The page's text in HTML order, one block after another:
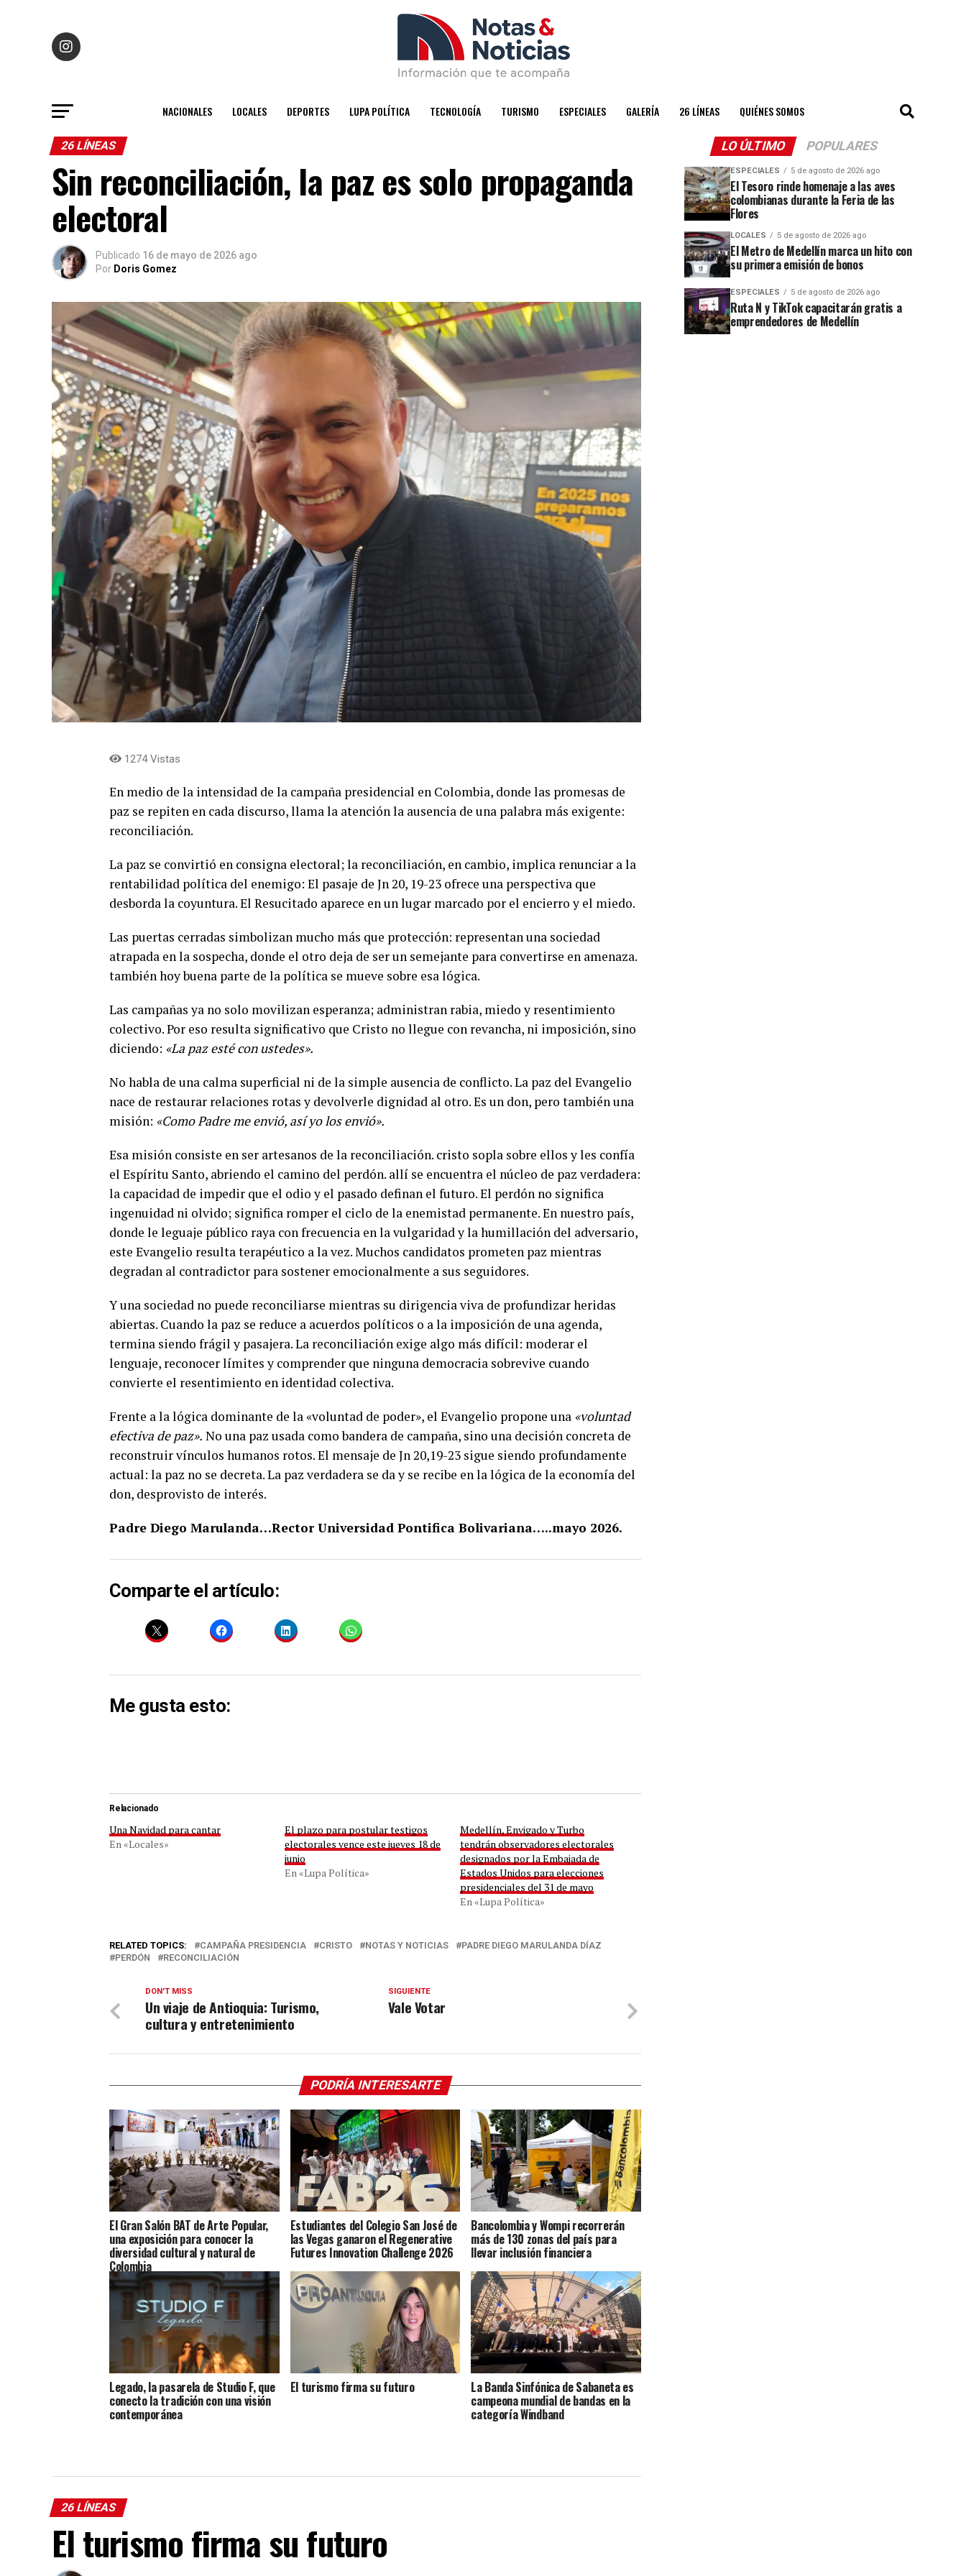
NACIONALES LOCALES DEPORTES LUPA POLÍTICA TECNOLOGÍA TURISMO ESPECIALES GALERÍA 26 LÍNEAS QUIÉNES SOMOS
26 LÍNEAS
Sin reconciliación, la paz es solo propaganda
electoral
Publicado 16 de mayo de 2026 ago
Por Doris Gomez
1274 Vistas
En medio de la intensidad de la campaña presidencial en Colombia, donde las promesas de
paz se repiten en cada discurso, llama la atención la ausencia de una palabra más exigente:
reconciliación.
La paz se convirtió en consigna electoral; la reconciliación, en cambio, implica renunciar a la
rentabilidad política del enemigo: El pasaje de Jn 20, 19-23 ofrece una perspectiva que
desborda la coyuntura. El Resucitado aparece en un lugar marcado por el encierro y el miedo.
Las puertas cerradas simbolizan mucho más que protección: representan una sociedad
atrapada en la sospecha, donde el otro deja de ser un semejante para convertirse en amenaza.
también hoy buena parte de la política se mueve sobre esa lógica.
Las campañas ya no solo movilizan esperanza; administran rabia, miedo y resentimiento
colectivo. Por eso resulta significativo que Cristo no llegue con revancha, ni imposición, sino
diciendo: «La paz esté con ustedes».
No habla de una calma superficial ni de la simple ausencia de conflicto. La paz del Evangelio
nace de restaurar relaciones rotas y devolverle dignidad al otro. Es un don, pero también una
misión: «Como Padre me envió, así yo los envió».
Esa misión consiste en ser artesanos de la reconciliación. cristo sopla sobre ellos y les confía
el Espíritu Santo, abriendo el camino del perdón. allí se encuentra el núcleo de paz verdadera:
la capacidad de impedir que el odio y el pasado definan el futuro. El perdón no significa
ingenuidad ni olvido; significa romper el ciclo de la enemistad permanente. En nuestro país,
donde le leguaje público raya con frecuencia en la vulgaridad y la humillación del adversario,
este Evangelio resulta terapéutico a la vez. Muchos candidatos prometen paz mientras
degradan al contradictor para sostener emocionalmente a sus seguidores.
Y una sociedad no puede reconciliarse mientras su dirigencia viva de profundizar heridas
abiertas. Cuando la paz se reduce a acuerdos políticos o a la imposición de una agenda,
termina siendo frágil y pasajera. La reconciliación exige algo más difícil: moderar el
lenguaje, reconocer límites y comprender que ninguna democracia sobrevive cuando
convierte el resentimiento en identidad colectiva.
Frente a la lógica dominante de la «voluntad de poder», el Evangelio propone una «voluntad
efectiva de paz». No una paz usada como bandera de campaña, sino una decisión concreta de
reconstruir vínculos humanos rotos. El mensaje de Jn 20,19-23 sigue siendo profundamente
actual: la paz no se decreta. La paz verdadera se da y se recibe en la lógica de la economía del
don, desprovisto de interés.
Padre Diego Marulanda…Rector Universidad Pontifica Bolivariana…..mayo 2026.
Comparte el artículo:
Me gusta esto:
Relacionado
Una Navidad para cantar
En «Locales»
El plazo para postular testigos
electorales vence este jueves 18 de
junio
En «Lupa Política»
Medellín, Envigado y Turbo
tendrán observadores electorales
designados por la Embajada de
Estados Unidos para elecciones
presidenciales del 31 de mayo
En «Lupa Política»
RELATED TOPICS: CAMPAÑA PRESIDENCIA CRISTO NOTAS Y NOTICIAS
PADRE DIEGO MARULANDA DÍAZ
PERDÓN
RECONCILIACIÓN
SIGUIENTE
Vale Votar
DON'T MISS
Un viaje de Antioquia: Turismo,
cultura y entretenimiento
PODRÍA INTERESARTE
El Gran Salón BAT de Arte Popular,
una exposición para conocer la
diversidad cultural y natural de
Colombia
Estudiantes del Colegio San José de
las Vegas ganaron el Regenerative
Futures Innovation Challenge 2026
Bancolombia y Wompi recorrerán
más de 130 zonas del país para
llevar inclusión financiera
Legado, la pasarela de Studio F, que
conecto la tradición con una visión
contemporánea
El turismo firma su futuro La Banda Sinfónica de Sabaneta es
campeona mundial de bandas en la
categoría Windband
26 LÍNEAS
El turismo firma su futuro
LO ÚLTIMO POPULARES
ESPECIALES 5 de agosto de 2026 ago
El Tesoro rinde homenaje a las aves
colombianas durante la Feria de las
Flores
LOCALES 5 de agosto de 2026 ago
El Metro de Medellín marca un hito con
su primera emisión de bonos
ESPECIALES 5 de agosto de 2026 ago
Ruta N y TikTok capacitarán gratis a
emprendedores de Medellín